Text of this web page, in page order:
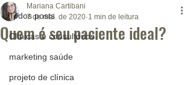
Todos posts
Clínicas e consultórios
marketing saúde
projeto de clínica
Quem é seu paciente ideal?
Mariana Cartibani
7 de mai. de 2020 1 min de leitura